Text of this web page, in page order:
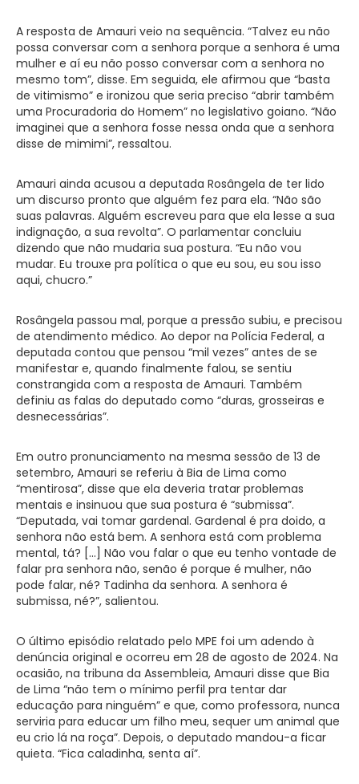
A resposta de Amauri veio na sequência. “Talvez eu não
possa conversar com a senhora porque a senhora é uma
mulher e aí eu não posso conversar com a senhora no
mesmo tom”, disse. Em seguida, ele afirmou que “basta
de vitimismo” e ironizou que seria preciso “abrir também
uma Procuradoria do Homem” no legislativo goiano. “Não
imaginei que a senhora fosse nessa onda que a senhora
disse de mimimi”, ressaltou.
Amauri ainda acusou a deputada Rosângela de ter lido
um discurso pronto que alguém fez para ela. “Não são
suas palavras. Alguém escreveu para que ela lesse a sua
indignação, a sua revolta”. O parlamentar concluiu
dizendo que não mudaria sua postura. “Eu não vou
mudar. Eu trouxe pra política o que eu sou, eu sou isso
aqui, chucro.”
Rosângela passou mal, porque a pressão subiu, e precisou
de atendimento médico. Ao depor na Polícia Federal, a
deputada contou que pensou “mil vezes” antes de se
manifestar e, quando finalmente falou, se sentiu
constrangida com a resposta de Amauri. Também
definiu as falas do deputado como “duras, grosseiras e
desnecessárias”.
Em outro pronunciamento na mesma sessão de 13 de
setembro, Amauri se referiu à Bia de Lima como
“mentirosa”, disse que ela deveria tratar problemas
mentais e insinuou que sua postura é “submissa”.
“Deputada, vai tomar gardenal. Gardenal é pra doido, a
senhora não está bem. A senhora está com problema
mental, tá? […] Não vou falar o que eu tenho vontade de
falar pra senhora não, senão é porque é mulher, não
pode falar, né? Tadinha da senhora. A senhora é
submissa, né?”, salientou.
O último episódio relatado pelo MPE foi um adendo à
denúncia original e ocorreu em 28 de agosto de 2024. Na
ocasião, na tribuna da Assembleia, Amauri disse que Bia
de Lima “não tem o mínimo perfil pra tentar dar
educação para ninguém” e que, como professora, nunca
serviria para educar um filho meu, sequer um animal que
eu crio lá na roça”. Depois, o deputado mandou-a ficar
quieta. “Fica caladinha, senta aí”.